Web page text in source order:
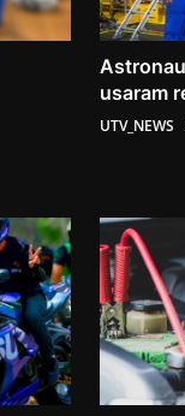
usaram
UTV_NEWS